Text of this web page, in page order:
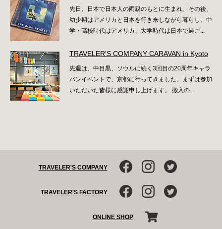
先日、日本で日本人の両親のもとに生まれ、その後、
幼少期はアメリカと日本を行き来しながら暮らし、中
学・高校時代はアメリカ、大学時代は日本で過ご...
TRAVELER'S COMPANY CARAVAN in Kyoto
先週は、中目黒、ソウルに続く3回目の20周年キャラ
バンイベントで、京都に行ってきました。まずは参加
いただいた皆様に感謝申し上げます。 搬入の...
TRAVELER'S COMPANY
TRAVELER'S FACTORY
ONLINE SHOP